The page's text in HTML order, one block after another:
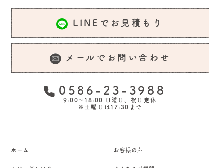
LINEでお見積もり
メールでお問い合わせ
0586-23-3988
9:00～18:00 日曜日、祝日定休
※土曜日は17:30まで
ホーム お客様の声